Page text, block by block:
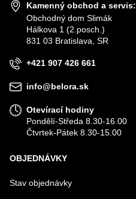
VÁŠ E-MAIL
Kamenný obchod a servis:
Obchodný dom Slimák
Hálkova 1 (2.posch.)
831 03 Bratislava, SR
+421 907 426 661
info@belora.sk
Otevírací hodiny
Pondělí-Středa 8.30-16.00
Čtvrtek-Pátek 8.30-15.00
OBJEDNÁVKY
Stav objednávky